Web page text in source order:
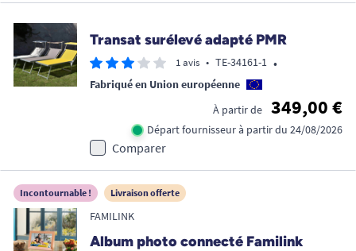
Transat surélevé adapté PMR
1 avis • TE-34161-1 •
Fabriqué en Union européenne
À partir de
349,00 €
Départ fournisseur à partir du 24/08/2026
Comparer
Incontournable ! Livraison offerte
FAMILINK
Album photo connecté Familink